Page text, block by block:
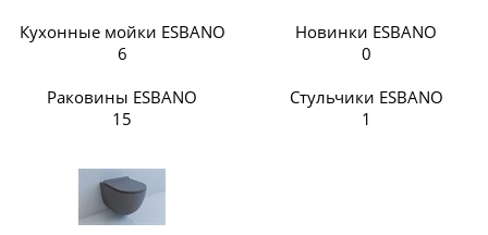
Кухонные мойки ESBANO
6
Новинки ESBANO
0
Раковины ESBANO
15
Стульчики ESBANO
1